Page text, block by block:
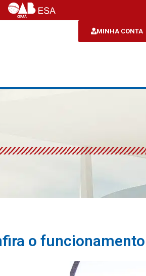
MINHA CONTA
o funcionamento